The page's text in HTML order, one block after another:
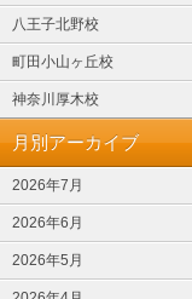
八王子北野校
町田小山ヶ丘校
神奈川厚木校
月別アーカイブ
2026年7月
2026年6月
2026年5月